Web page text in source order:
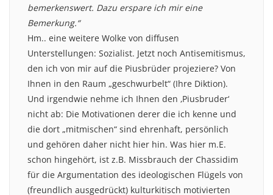
bemerkenswert. Dazu erspare ich mir eine
Bemerkung.“
Hm.. eine weitere Wolke von diffusen
Unterstellungen: Sozialist. Jetzt noch Antisemitismus,
den ich von mir auf die Piusbrüder projeziere? Von
Ihnen in den Raum „geschwurbelt“ (Ihre Diktion).
Und irgendwie nehme ich Ihnen den ‚Piusbruder‘
nicht ab: Die Motivationen derer die ich kenne und
die dort „mitmischen“ sind ehrenhaft, persönlich
und gehören daher nicht hier hin. Was hier m.E.
schon hingehört, ist z.B. Missbrauch der Chassidim
für die Argumentation des ideologischen Flügels von
(freundlich ausgedrückt) kulturkitisch motivierten